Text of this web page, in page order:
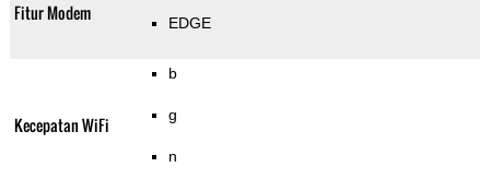
Fitur Modem EDGE
Kecepatan WiFi
b
g
n